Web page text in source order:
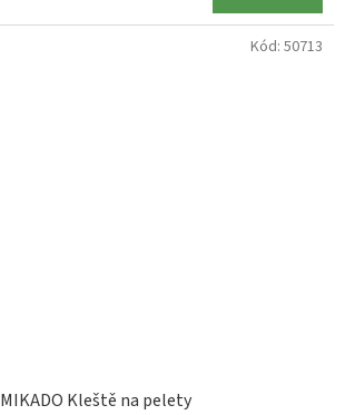
MIKADO Kleště na pelety
Kód: 50713